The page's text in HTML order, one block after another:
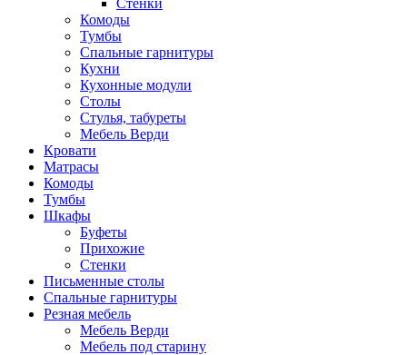
Стенки
Комоды
Тумбы
Спальные гарнитуры
Кухни
Кухонные модули
Столы
Стулья, табуреты
Мебель Верди
Кровати
Матрасы
Комоды
Тумбы
Шкафы
Буфеты
Прихожие
Стенки
Письменные столы
Спальные гарнитуры
Резная мебель
Мебель Верди
Мебель под старину